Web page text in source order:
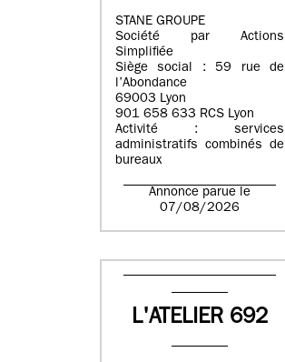
STANE GROUPE
Société par Actions
Simplifiée
Siège social : 59 rue de
l’Abondance
69003 Lyon
901 658 633 RCS Lyon
Activité : services
administratifs combinés de
bureaux
Annonce parue le
07/08/2026
L'ATELIER 692